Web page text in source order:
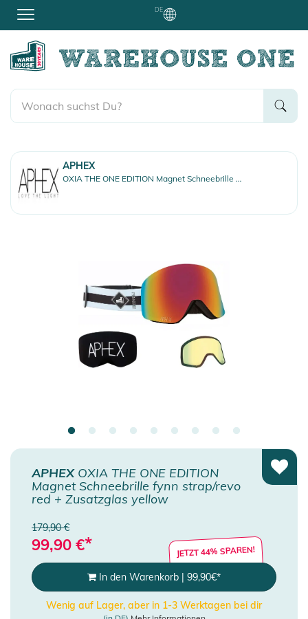
DE
APHEX
OXIA THE ONE EDITION Magnet Schneebrille fynn strap/revo red + Zusatzglas yellow
APHEXOXIA THE ONE EDITION
Magnet Schneebrille fynn strap/revo
red + Zusatzglas yellow
179,90 €
99,90 €* JETZT 44% SPAREN!
In den Warenkorb | 99,90€*
Wenig auf Lager, aber in 1-3 Werktagen bei dir